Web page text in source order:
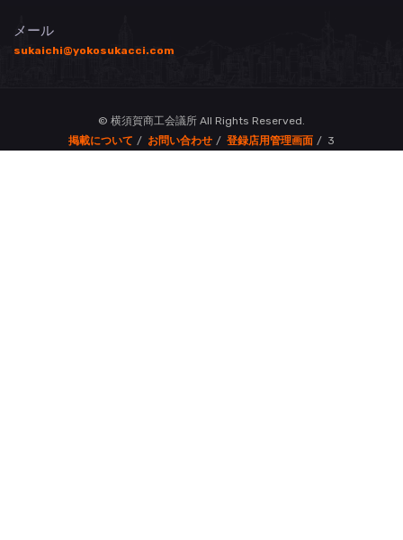
メール
sukaichi@yokosukacci.com
© 横須賀商工会議所 All Rights Reserved.
掲載について
お問い合わせ 登録店用管理画面 3